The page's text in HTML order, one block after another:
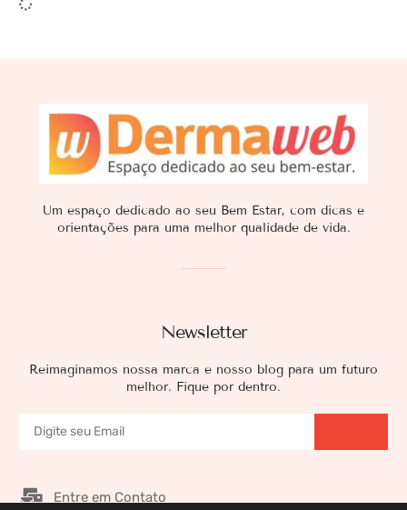
Newsletter
Reimaginamos nossa marca e nosso blog para um futuro
melhor. Fique por dentro.
Um espaço dedicado ao seu Bem Estar, com dicas e
orientações para uma melhor qualidade de vida.
Entre em Contato